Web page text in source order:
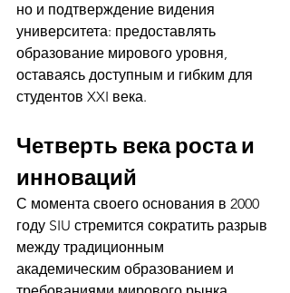
но и подтверждение видения
университета: предоставлять
образование мирового уровня,
оставаясь доступным и гибким для
студентов XXI века.
Четверть века роста и
инноваций
С момента своего основания в 2000
году SIU стремится сократить разрыв
между традиционным
академическим образованием и